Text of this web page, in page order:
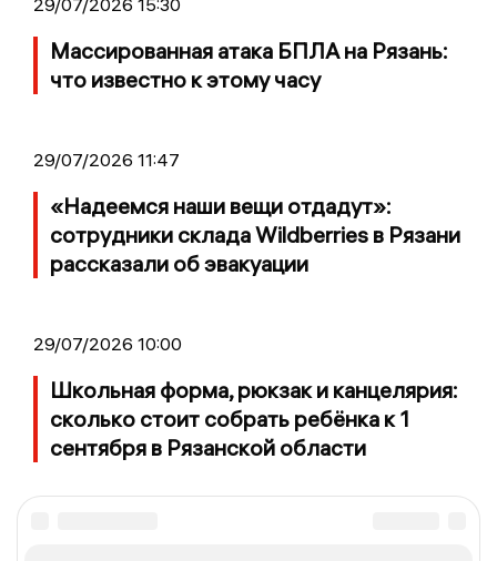
29/07/2026 15:30
Массированная атака БПЛА на Рязань:
что известно к этому часу
29/07/2026 11:47
«Надеемся наши вещи отдадут»:
сотрудники склада Wildberries в Рязани
рассказали об эвакуации
29/07/2026 10:00
Школьная форма, рюкзак и канцелярия:
сколько стоит собрать ребёнка к 1
сентября в Рязанской области